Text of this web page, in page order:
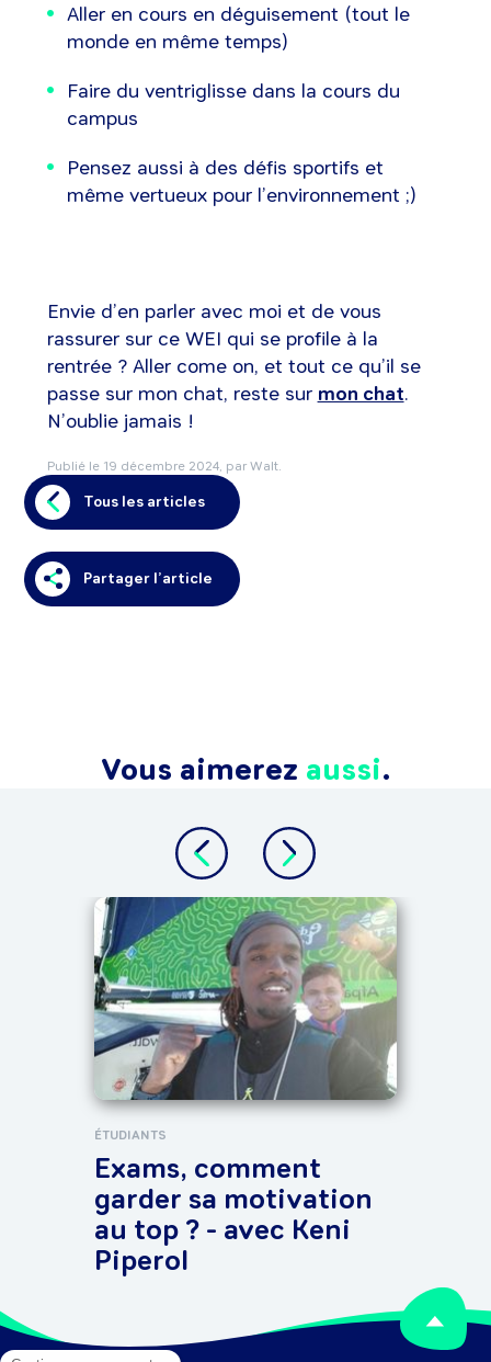
Tous les articles
Partager l’article
Aller en cours en déguisement (tout le
monde en même temps)
Faire du ventriglisse dans la cours du
campus
Pensez aussi à des défis sportifs et
même vertueux pour l’environnement ;)
Envie d’en parler avec moi et de vous
rassurer sur ce WEI qui se profile à la
rentrée ? Aller come on, et tout ce qu’il se
passe sur mon chat, reste sur mon chat.
N’oublie jamais !
Publié le 19 décembre 2024, par Walt.
Vous aimerez aussi.
ÉTUDIANTS
Exams, comment
garder sa motivation
au top ? - avec Keni
Piperol